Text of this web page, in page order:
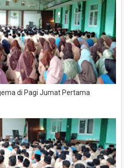
di Pagi Jumat Pertama